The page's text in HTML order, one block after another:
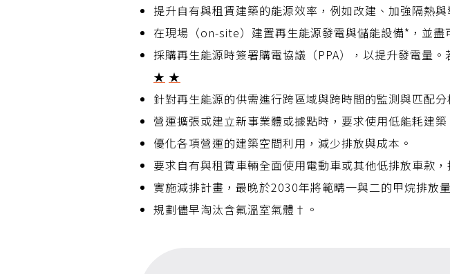
提升自有與租賃建築的能源效率，例如改建、加強隔熱與
在現場（on-site）建置再生能源發電與儲能設備*，並盡
採購再生能源時簽署購電協議（PPA），以提升發電量
★ ★
針對再生能源的供需進行跨區域與跨時間的監測與匹配分
營運擴張或建立新事業體或據點時，要求使用低能耗建築
優化各項營運的建築空間利用，減少排放與成本。
要求自有與租賃車輛全面使用電動車或其他低排放車款，
實施減排計畫，最晚於2030年將範疇一與二的甲烷排放
規劃儘早淘汰含氟溫室氣體†。